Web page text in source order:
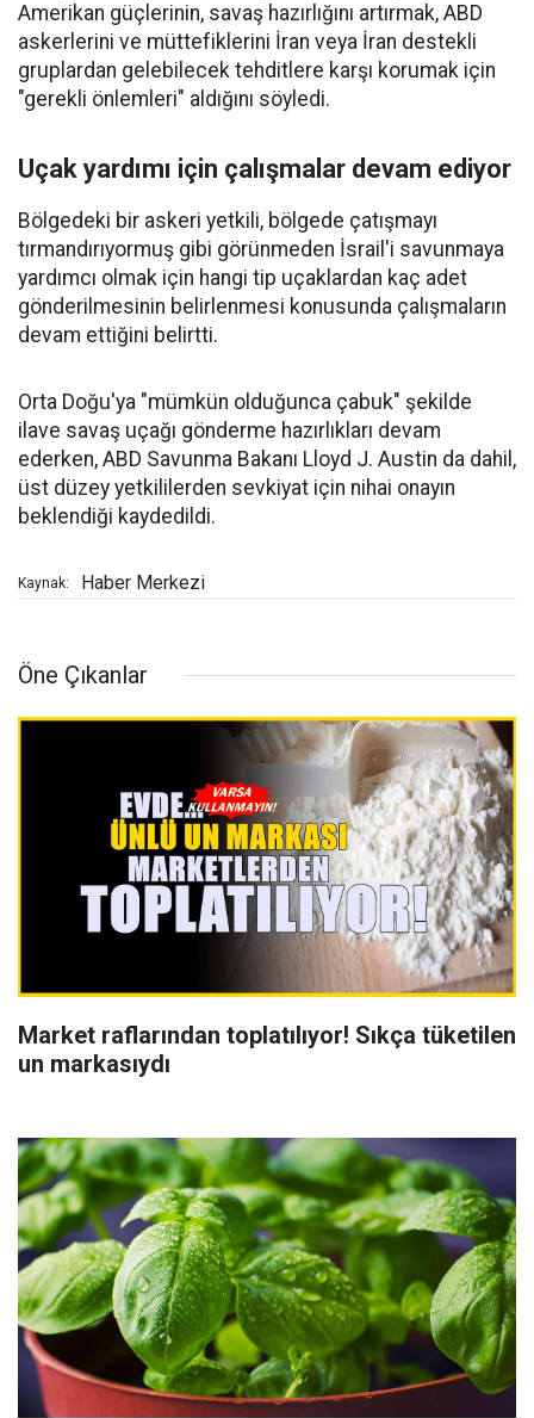
Amerikan güçlerinin, savaş hazırlığını artırmak, ABD
askerlerini ve müttefiklerini İran veya İran destekli
gruplardan gelebilecek tehditlere karşı korumak için
"gerekli önlemleri" aldığını söyledi.
Uçak yardımı için çalışmalar devam ediyor
Bölgedeki bir askeri yetkili, bölgede çatışmayı
tırmandırıyormuş gibi görünmeden İsrail'i savunmaya
yardımcı olmak için hangi tip uçaklardan kaç adet
gönderilmesinin belirlenmesi konusunda çalışmaların
devam ettiğini belirtti.
Orta Doğu'ya "mümkün olduğunca çabuk" şekilde
ilave savaş uçağı gönderme hazırlıkları devam
ederken, ABD Savunma Bakanı Lloyd J. Austin da dahil,
üst düzey yetkililerden sevkiyat için nihai onayın
beklendiği kaydedildi.
Kaynak: Haber Merkezi
Öne Çıkanlar
Market raflarından toplatılıyor! Sıkça tüketilen
un markasıydı